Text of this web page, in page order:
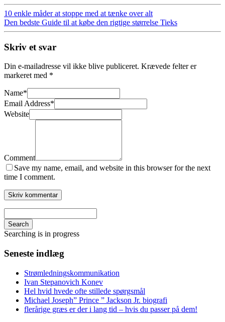
10 enkle måder at stoppe med at tænke over alt
Den bedste Guide til at købe den rigtige størrelse Tieks
Skriv et svar
Din e-mailadresse vil ikke blive publiceret. Krævede felter er
markeret med *
Name*
Email Address*
Website
Comment
Save my name, email, and website in this browser for the next
time I comment.
Search
Searching is in progress
Seneste indlæg
Strømledningskommunikation
Ivan Stepanovich Konev
Hel hvid hvede ofte stillede spørgsmål
Michael Joseph” Prince ” Jackson Jr. biografi
flerårige græs er der i lang tid – hvis du passer på dem!